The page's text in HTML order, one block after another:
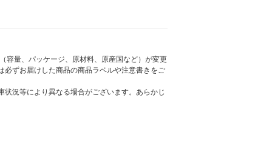
容量、パッケージ、原材料、原産国など）が変更
ずお届けした商品の商品ラベルや注意書きをご
況等により異なる場合がございます。あらかじ